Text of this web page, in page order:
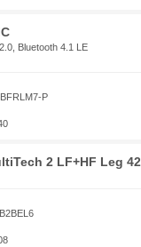
Bluetooth 4.1 LE
P
2 LF+HF Leg 42